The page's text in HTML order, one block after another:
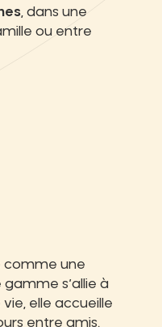
, dans une
ou entre
comme une
s’allie à
elle accueille
entre amis.